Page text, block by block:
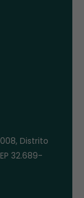
Distrito
32.689-